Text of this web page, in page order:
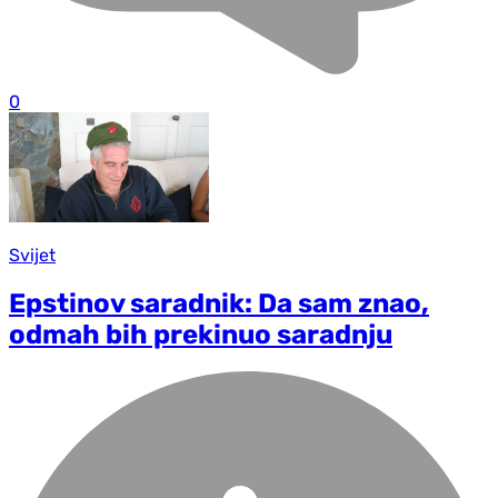
0
Svijet
Epstinov saradnik: Da sam znao,
odmah bih prekinuo saradnju